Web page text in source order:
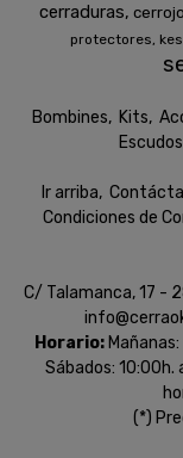
cerraduras
protectores
Bombines Kits
Escudos
Ir arriba
Condiciones de
C/ Talamanca, 17 -
Horario:
Sábados: 10:00h.
(*)